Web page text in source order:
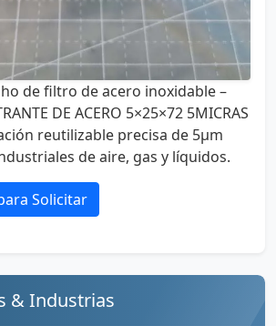
de filtro de acero inoxidable –
DE ACERO 5×25×72 5MICRAS
reutilizable precisa de 5µm
de aire, gas y líquidos.
Solicitar
& Industrias